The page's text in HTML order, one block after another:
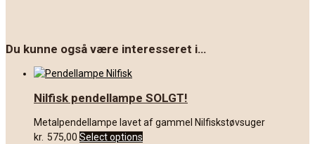
Du kunne også være interesseret i…
Nilfisk pendellampe SOLGT!
Metalpendellampe lavet af gammel Nilfiskstøvsuger
kr. 575,00 Select options